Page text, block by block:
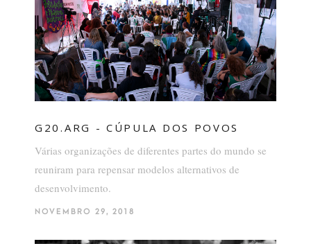
G20.ARG - CÚPULA DOS POVOS
Várias organizações de diferentes partes do mundo se
reuniram para repensar modelos alternativos de
desenvolvimento.
NOVEMBRO 29, 2018